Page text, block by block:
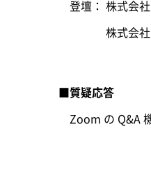
登壇： 株式会社
株式会社リン
■質疑応答
Zoom の Q&A